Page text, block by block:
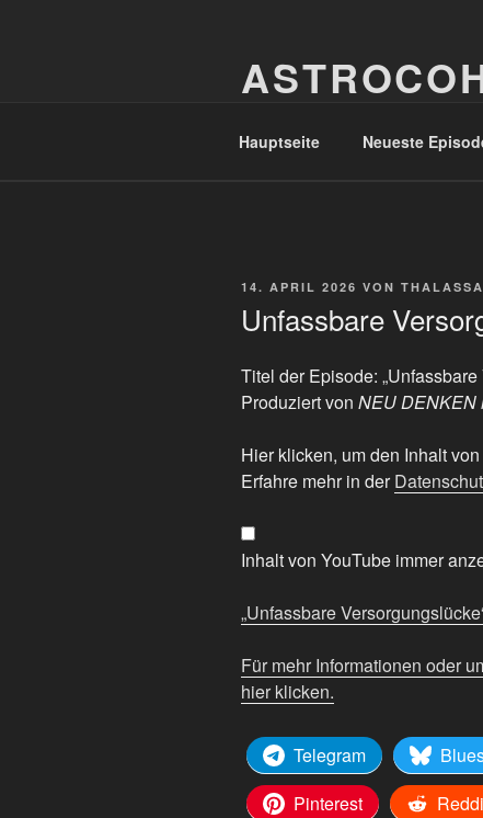
Hauptseite Neueste
VERÖFFENTLICHT
14. APRIL 2026 VON
Unfassbare
Titel der Episode:
Produziert von NEU DENKEN
„Unfassbare
Versorgungslücke“
YouTube
anzeigen
Hier klicken, um den Inhalt
Erfahre mehr in der
Inhalt von YouTube immer
„Unfassbare
Für mehr Informationen oder
hier klicken.
Telegram
Pinterest